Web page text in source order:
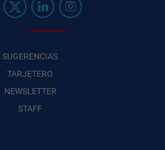
SUGERENCIAS
TARJETERO
NEWSLETTER
STAFF